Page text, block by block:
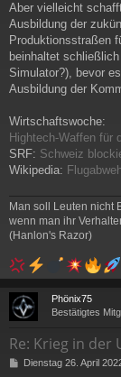
Aber vielleicht
Ausbildung der
Produktionsstraßen
beinhaltet
Simulator?), bevor
Ausbildung der
Wirtschaftswoche:
Hightech-Waffen für
SRF: Schweiz
Wikipedia:
Man soll Leuten nicht
wenn man ihr
(Hanlon's Razor)
Phönix75
Bestätigtes
Re: Krieg in der
BDienstag 26. April